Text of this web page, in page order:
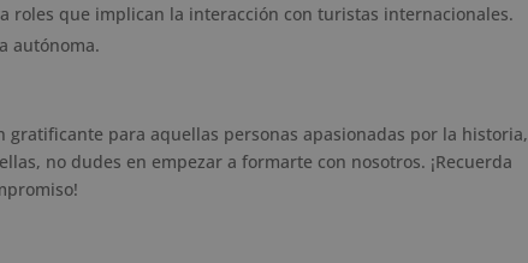
roles que implican la interacción con turistas internacionales.
autónoma.
para aquellas personas apasionadas por la historia,
no dudes en empezar a formarte con nosotros. ¡Recuerda